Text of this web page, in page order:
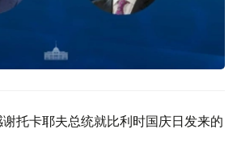
托卡耶夫总统就比利时国庆日发来的